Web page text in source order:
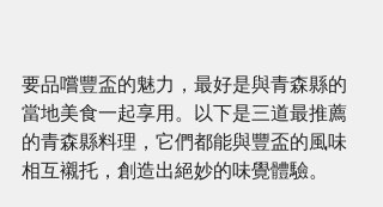
要品嚐豐盃的魅力，最好是與青森縣的
當地美食一起享用。以下是三道最推薦
的青森縣料理，它們都能與豐盃的風味
相互襯托，創造出絕妙的味覺體驗。